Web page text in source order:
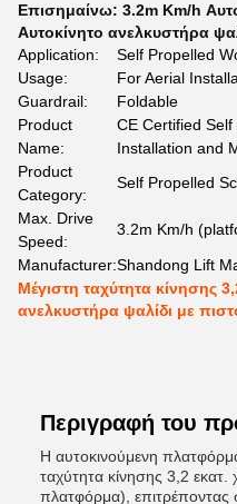
Επισημαίνω: 3.2m Km/h
Αυτοκίνητο ανελκυστήρα
Application:
Self Propelled
Usage:
For Aerial
Guardrail:
Foldable
Product
Name:
CE Certified
Installation and
Product
Category:
Self Propelled
Max. Drive
Speed:
3.2m Km/h
Manufacturer:Shandong Lift
Μέγιστη ταχύτητα κίνησης
ανελκυστήρα ψαλίδι με
Περιγραφή του
Η αυτοκινούμενη
ταχύτητα κίνησης 3,2
πλατφόρμα), επιτρέποντας